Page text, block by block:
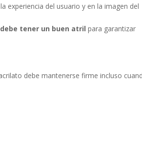
experiencia del usuario y en la imagen del
tener un buen atril para garantizar
debe mantenerse firme incluso